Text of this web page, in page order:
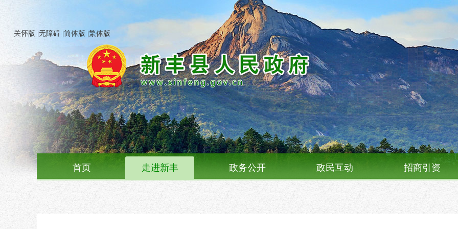
关怀版 无障碍 简体版 繁体版
首页 走进新丰 政务公开 政民互动 招商引资